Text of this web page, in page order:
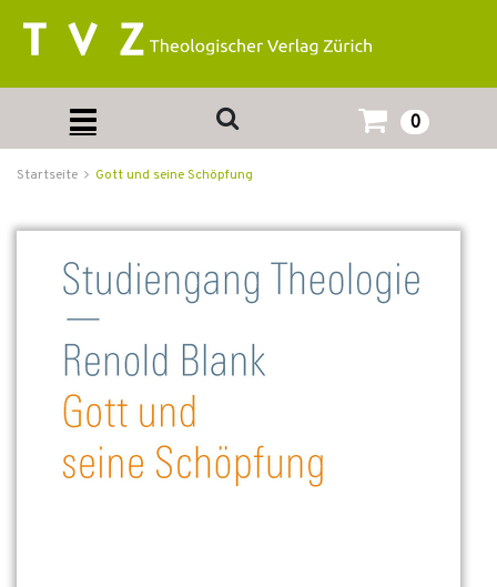
0
Startseite Gott und seine Schöpfung